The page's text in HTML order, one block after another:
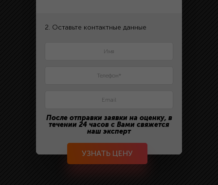
2. Оставьте контактные данные
После отправки заявки на оценку, в
течении 24 часов с Вами свяжется
наш эксперт
УЗНАТЬ ЦЕНУ